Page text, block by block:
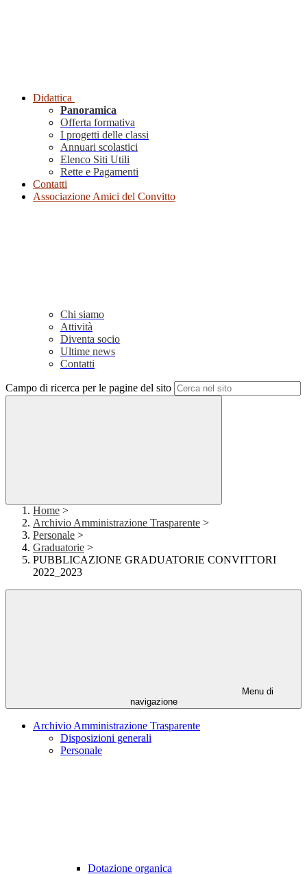
Didattica
Panoramica
Offerta formativa
I progetti delle classi
Annuari scolastici
Elenco Siti Utili
Rette e Pagamenti
Contatti
Associazione Amici del Convitto
Chi siamo
Attività
Diventa socio
Ultime news
Contatti
Campo di ricerca per le pagine del sito
Home >
Archivio Amministrazione Trasparente >
Personale >
Graduatorie >
PUBBLICAZIONE GRADUATORIE CONVITTORI
2022_2023
Menu di
navigazione
Archivio Amministrazione Trasparente
Disposizioni generali
Personale
Dotazione organica